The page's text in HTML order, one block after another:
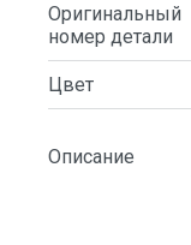
Оригинальный
номер детали
Цвет
Описание